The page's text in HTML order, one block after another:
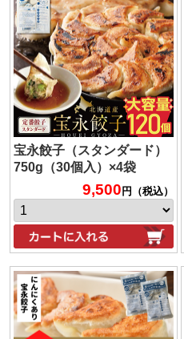
宝永餃子（スタンダード）
750g（30個入）×4袋
9,500 円（税込）